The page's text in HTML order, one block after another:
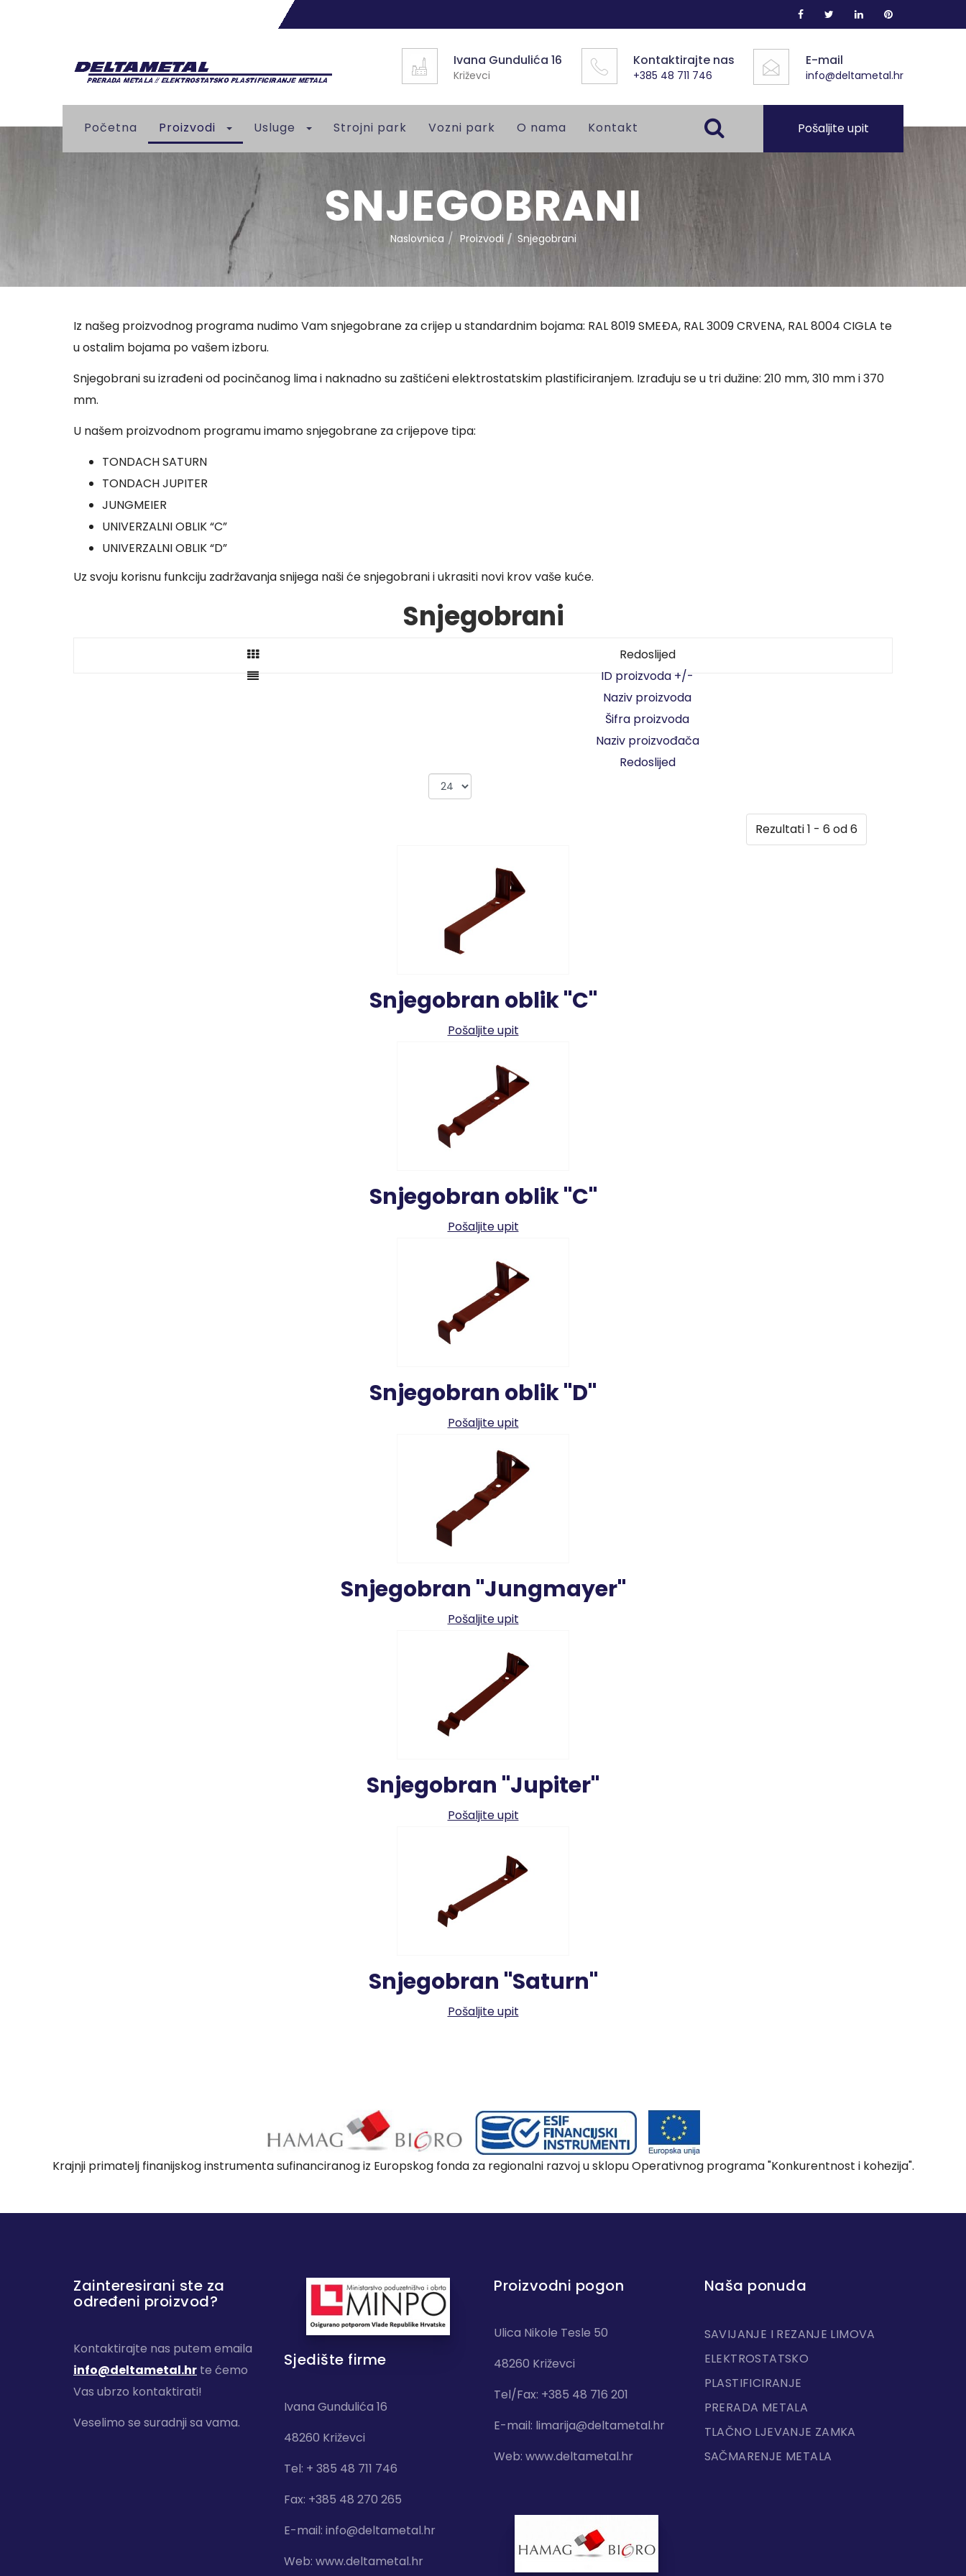
Ivana Gundulića 16
Križevci
Kontaktirajte nas
+385 48 711 746
E-mail
info@deltametal.hr
Početna Proizvodi Usluge Strojni park Vozni park O nama Kontakt Pošaljite upit
SNJEGOBRANI
Naslovnica Proizvodi Snjegobrani
Iz našeg proizvodnog programa nudimo Vam snjegobrane za crijep u standardnim bojama: RAL 8019 SMEÐA, RAL 3009 CRVENA, RAL 8004 CIGLA te
u ostalim bojama po vašem izboru.
Snjegobrani su izrađeni od pocinčanog lima i naknadno su zaštićeni elektrostatskim plastificiranjem. Izrađuju se u tri dužine: 210 mm, 310 mm i 370
mm.
U našem proizvodnom programu imamo snjegobrane za crijepove tipa:
TONDACH SATURN
TONDACH JUPITER
JUNGMEIER
UNIVERZALNI OBLIK “C”
UNIVERZALNI OBLIK “D”
Uz svoju korisnu funkciju zadržavanja snijega naši će snjegobrani i ukrasiti novi krov vaše kuće.
Snjegobrani
Redoslijed
ID proizvoda +/-
Naziv proizvoda
Šifra proizvoda
Naziv proizvođača
Redoslijed
Rezultati 1 - 6 od 6
Snjegobran oblik "C"
Pošaljite upit
Snjegobran oblik "C"
Pošaljite upit
Snjegobran oblik "D"
Pošaljite upit
Snjegobran "Jungmayer"
Pošaljite upit
Snjegobran "Jupiter"
Pošaljite upit
Snjegobran "Saturn"
Pošaljite upit
Krajnji primatelj finanijskog instrumenta sufinanciranog iz Europskog fonda za regionalni razvoj u sklopu Operativnog programa "Konkurentnost i kohezija".
Zainteresirani ste za
određeni proizvod?
Kontaktirajte nas putem emaila
info@deltametal.hr te ćemo
Vas ubrzo kontaktirati!
Veselimo se suradnji sa vama.
Sjedište firme
Ivana Gundulića 16
48260 Križevci
Tel: + 385 48 711 746
Fax: +385 48 270 265
E-mail: info@deltametal.hr
Web: www.deltametal.hr
Proizvodni pogon
Ulica Nikole Tesle 50
48260 Križevci
Tel/Fax: +385 48 716 201
E-mail: limarija@deltametal.hr
Web: www.deltametal.hr
Naša ponuda
SAVIJANJE I REZANJE LIMOVA
ELEKTROSTATSKO
PLASTIFICIRANJE
PRERADA METALA
TLAČNO LJEVANJE ZAMKA
SAČMARENJE METALA